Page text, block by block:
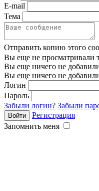
E-mail
Тема
Отправить копию этого
Вы еще не просматривали
Вы еще ничего не
Вы еще ничего не
Логин
Пароль
Забыли логин? Забыли
Регистрация
Запомнить меня